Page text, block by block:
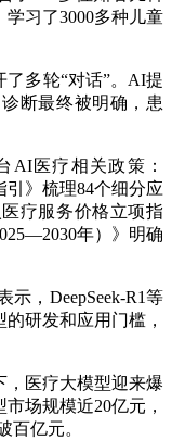
习了3000多种儿童
多轮“对话”。AI提
断最终被明确，患
医疗相关政策：
引》梳理84个细分应
疗服务价格立项指
年）》明确
，DeepSeek-R1等
研发和应用门槛，
医疗大模型迎来爆
场规模近20亿元，
百亿元。